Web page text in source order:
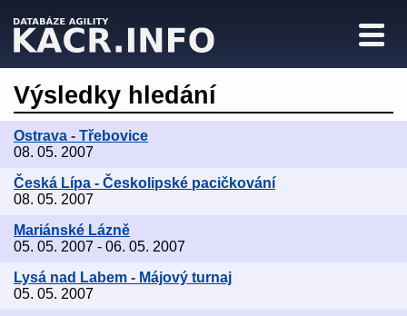
Výsledky hledání
Ostrava - Třebovice
08. 05. 2007
Česká Lípa - Českolipské pacičkování
08. 05. 2007
Mariánské Lázně
05. 05. 2007 - 06. 05. 2007
Lysá nad Labem - Májový turnaj
05. 05. 2007